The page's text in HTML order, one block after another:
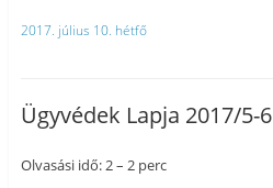
2017. július 10. hétfő
Ügyvédek Lapja 2017/5-6
Olvasási idő: 2 – 2 perc